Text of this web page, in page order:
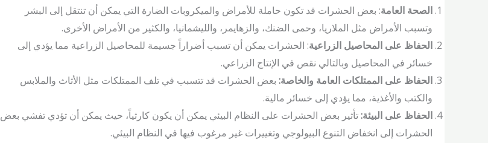
الصحة العامة: بعض الحشرات قد تكون حاملة للأمراض والميكروبات الضارة التي يمكن أن تنتقل إلى البشر
وتسبب الأمراض مثل الملاريا، وحمى الضنك، والزهايمر، والليشمانيا، والكثير من الأمراض الأخرى.
الحفاظ على المحاصيل الزراعية: الحشرات يمكن أن تسبب أضراراً جسيمة للمحاصيل الزراعية مما يؤدي إلى
خسائر في المحاصيل وبالتالي نقص في الإنتاج الزراعي.
الحفاظ على الممتلكات العامة والخاصة: بعض الحشرات قد تتسبب في تلف الممتلكات مثل الأثاث والملابس
والكتب والأغذية، مما يؤدي إلى خسائر مالية.
الحفاظ على البيئة:تأثير بعض الحشرات على النظام البيئي يمكن أن يكون كارثياً، حيث يمكن أن تؤدي تفشي بعض
الحشرات إلى انخفاض التنوع البيولوجي وتغييرات غير مرغوب فيها في النظام البيئي.